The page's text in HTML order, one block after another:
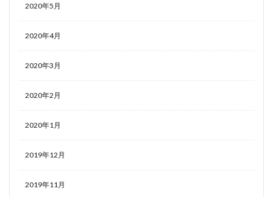
2020年5月
2020年4月
2020年3月
2020年2月
2020年1月
2019年12月
2019年11月